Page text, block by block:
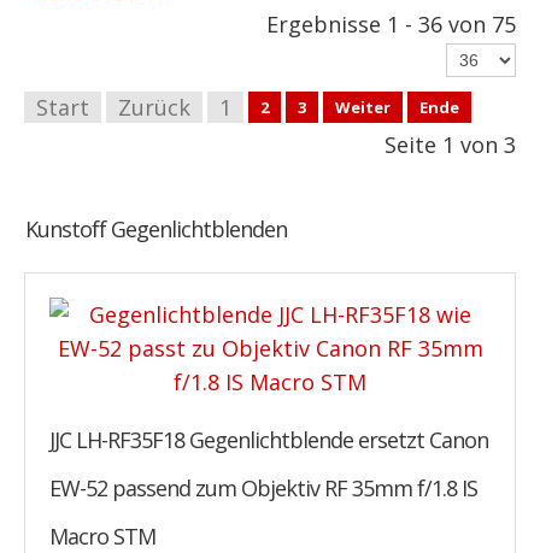
Ergebnisse 1 - 36 von 75
Start Zurück 1 2 3 Weiter Ende
Seite 1 von 3
Kunstoff Gegenlichtblenden
JJC LH-RF35F18 Gegenlichtblende ersetzt Canon
EW-52 passend zum Objektiv RF 35mm f/1.8 IS
Macro STM